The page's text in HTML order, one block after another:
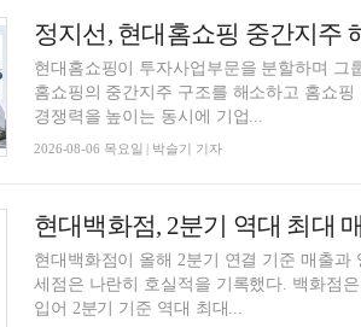
정지선, 현대홈쇼핑 중간지주
현대홈쇼핑이 투자사업부문을 분할하며
홈쇼핑의 중간지주 구조를 해소하고 홈쇼
경쟁력을 높이는 동시에 기업...
2026-08-06 목요일 | 박슬기 기자
현대백화점, 2분기 역대 최대
현대백화점이 올해 2분기 연결 기준 매출
세점은 나란히 호실적을 기록했다. 백화점
입어 2분기 기준 역대 최대...